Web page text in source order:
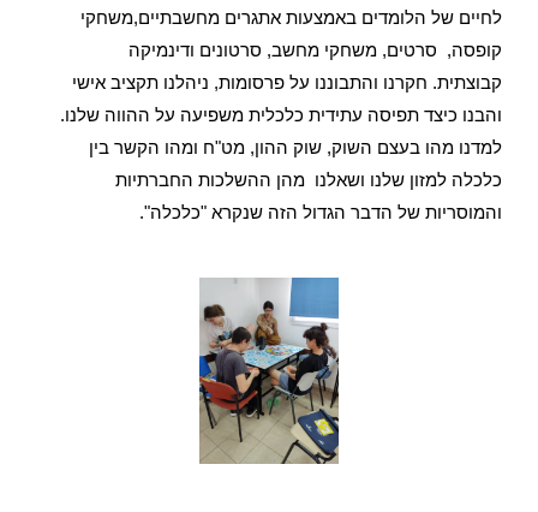
לחיים של הלומדים באמצעות אתגרים מחשבתיים,משחקי
קופסה, סרטים, משחקי מחשב, סרטונים ודינמיקה
קבוצתית. חקרנו והתבוננו על פרסומות, ניהלנו תקציב אישי
והבנו כיצד תפיסה עתידית כלכלית משפיעה על ההווה שלנו.
למדנו מהו בעצם השוק, שוק ההון, מט"ח ומהו הקשר בין
כלכלה למזון שלנו ושאלנו מהן ההשלכות החברתיות
והמוסריות של הדבר הגדול הזה שנקרא "כלכלה".